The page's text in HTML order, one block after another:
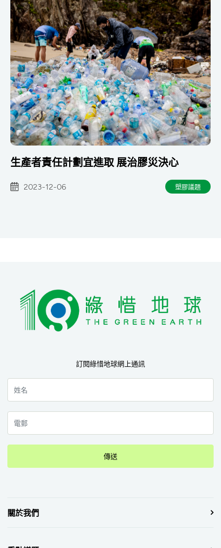
生產者責任計劃宜進取 展治膠災決心
2023-12-06 塑膠議題
訂閱綠惜地球網上通訊
傳送
關於我們